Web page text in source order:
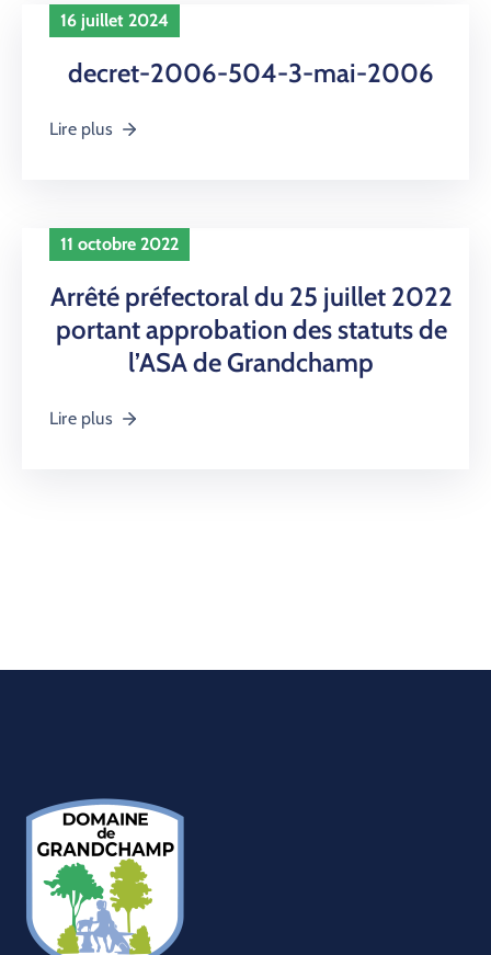
16 juillet 2024
decret-2006-504-3-mai-2006
Lire plus
11 octobre 2022
Arrêté préfectoral du 25 juillet 2022
portant approbation des statuts de
l’ASA de Grandchamp
Lire plus